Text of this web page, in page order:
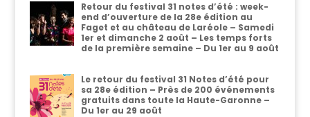
Retour du festival 31 notes d’été : week-
end d’ouverture de la 28e édition au
Faget et au château de Laréole – Samedi
1er et dimanche 2 août – Les temps forts
de la première semaine – Du 1er au 9 août
Le retour du festival 31 Notes d’été pour
sa 28e édition – Près de 200 événements
gratuits dans toute la Haute-Garonne –
Du 1er au 29 août